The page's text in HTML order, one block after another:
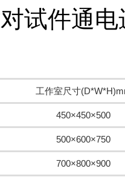
试件通
工作室尺寸
450×450×500
500×600×750
700×800×900